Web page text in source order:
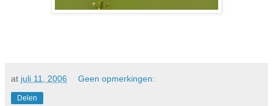
at juli 11, 2006 Geen opmerkingen:
Delen